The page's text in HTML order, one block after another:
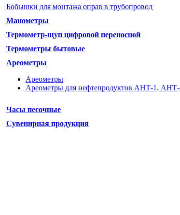
Бобышки для монтажа оправ в трубопровод
Манометры
Термометр-щуп цифровой переносной
Термометры бытовые
Ареометры
Ареометры
Ареометры для нефтепродуктов АНТ-1,
Часы песочные
Сувенирная продукция